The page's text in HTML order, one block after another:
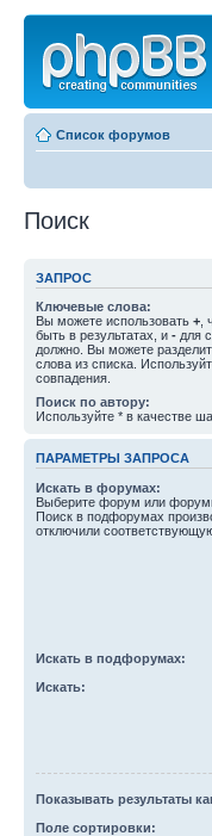
Список форумов
Поиск
ЗАПРОС
Ключевые слова:
Вы можете использовать +
быть в результатах, и - для
должно. Вы можете
слова из списка.
совпадения.
Поиск по автору:
Используйте * в качестве
ПАРАМЕТРЫ ЗАПРОСА
Искать в форумах:
Выберите форум или
Поиск в подфорумах
отключили
Искать в подфорумах:
Искать:
Показывать результаты
Поле сортировки: